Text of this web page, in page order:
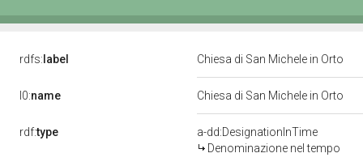
rdfs: label Chiesa di San Michele in Orto
l0:name Chiesa di San Michele in Orto
rdf:type
a-dd:DesignationInTime
Denominazione nel tempo